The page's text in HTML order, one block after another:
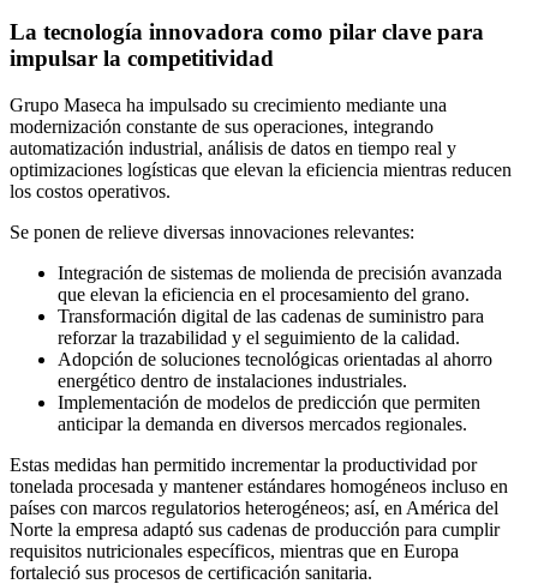
La tecnología innovadora como pilar clave para
impulsar la competitividad
Grupo Maseca ha impulsado su crecimiento mediante una
modernización constante de sus operaciones, integrando
automatización industrial, análisis de datos en tiempo real y
optimizaciones logísticas que elevan la eficiencia mientras reducen
los costos operativos.
Se ponen de relieve diversas innovaciones relevantes:
Integración de sistemas de molienda de precisión avanzada
que elevan la eficiencia en el procesamiento del grano.
Transformación digital de las cadenas de suministro para
reforzar la trazabilidad y el seguimiento de la calidad.
Adopción de soluciones tecnológicas orientadas al ahorro
energético dentro de instalaciones industriales.
Implementación de modelos de predicción que permiten
anticipar la demanda en diversos mercados regionales.
Estas medidas han permitido incrementar la productividad por
tonelada procesada y mantener estándares homogéneos incluso en
países con marcos regulatorios heterogéneos; así, en América del
Norte la empresa adaptó sus cadenas de producción para cumplir
requisitos nutricionales específicos, mientras que en Europa
fortaleció sus procesos de certificación sanitaria.